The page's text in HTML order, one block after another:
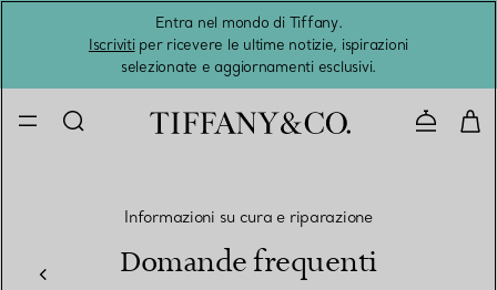
Entra nel mondo di Tiffany.
Iscrivitiper ricevere le ultime notizie, ispirazioni
selezionate e aggiornamenti esclusivi.
Informazioni su cura e riparazione
Domande frequenti